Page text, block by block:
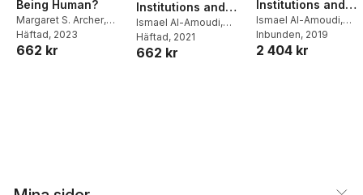
Being Human?
Margaret S. Archer,
Andrea M. Maccarini
Häftad, 2023
662 kr
Institutions and
Organizations
Ismael Al-Amoudi,
Emmanuel Lazega
Häftad, 2021
662 kr
Institutions and
Organizations
Ismael Al-Amoudi,
Emmanuel Lazega
Inbunden, 2019
2 404 kr